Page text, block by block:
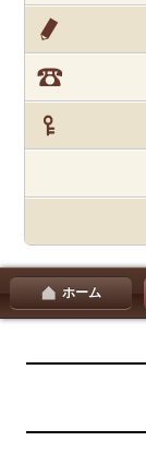
ホーム